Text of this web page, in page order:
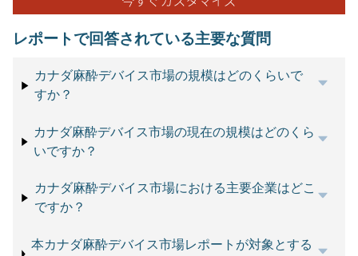
レポートで回答されている主要な質問
カナダ麻酔デバイス市場の規模はどのくらいで
すか？
カナダ麻酔デバイス市場の現在の規模はどのくら
いですか？
カナダ麻酔デバイス市場における主要企業はどこ
ですか？
本カナダ麻酔デバイス市場レポートが対象とする